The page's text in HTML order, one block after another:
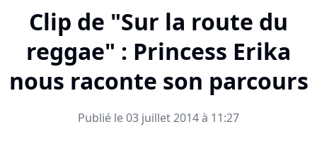
Clip de "Sur la route du
reggae" : Princess Erika
nous raconte son parcours
Publié le 03 juillet 2014 à 11:27